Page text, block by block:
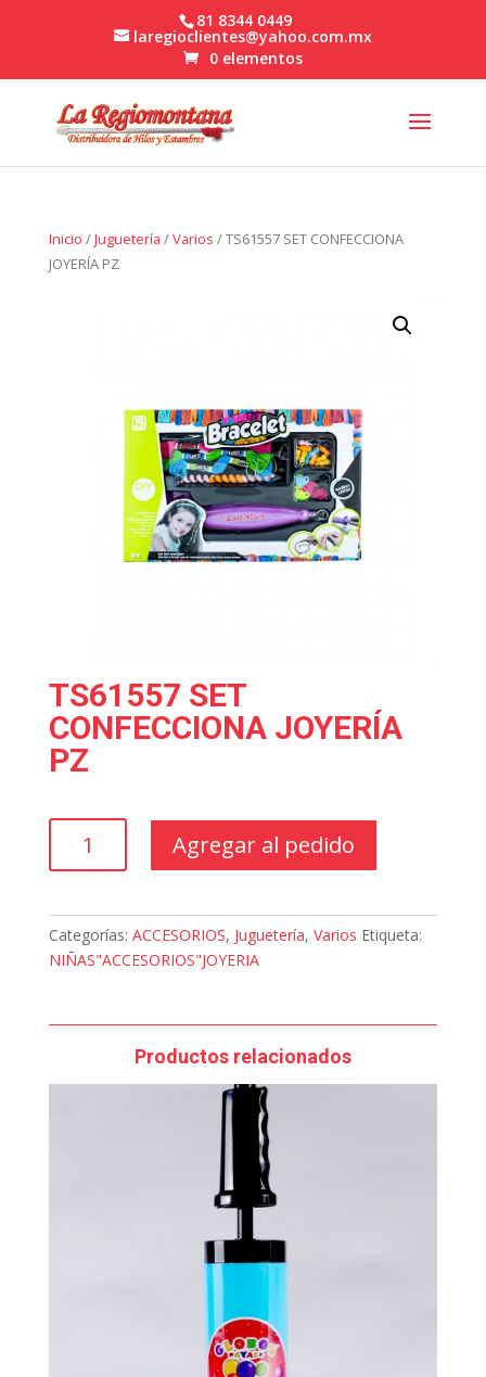
81 8344 0449
laregioclientes@yahoo.com.mx
0 elementos
Inicio /Juguetería /Varios / TS61557 SET CONFECCIONA
JOYERÍA PZ
TS61557 SET
CONFECCIONA JOYERÍA
PZ
PZ
cantidad
Agregar al pedido
Categorías: ACCESORIOS, Juguetería, Varios Etiqueta:
NIÑAS"ACCESORIOS"JOYERIA
Productos relacionados